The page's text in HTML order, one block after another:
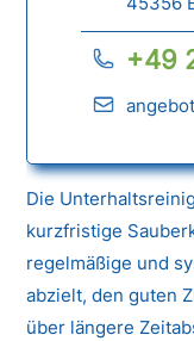
+49
Die
kurzfristige
regelmäßige und
abzielt, den guten
über längere